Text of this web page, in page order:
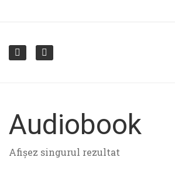
Audiobook
Afișez singurul rezultat